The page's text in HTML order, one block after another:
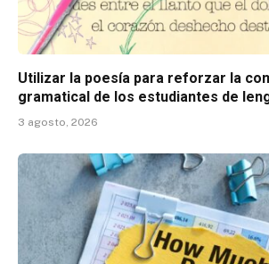
Utilizar la poesía para reforzar la
gramatical de los estudiantes de
3 agosto, 2026